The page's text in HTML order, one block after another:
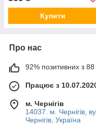
Купити
Про нас
92% позитивних з 88
Працює з
м. Чернігів
14037. м. Чернігів,
Чернігів, Україна